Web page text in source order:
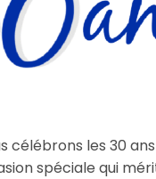
célébrons les 30
spéciale qui